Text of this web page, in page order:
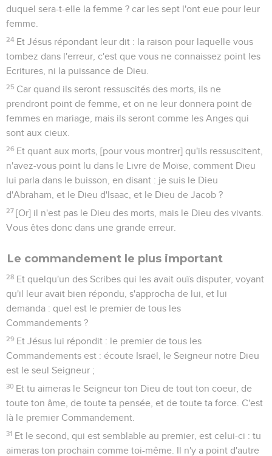
duquel sera-t-elle la femme ? car les sept l'ont eue pour leur
femme.
24 Et Jésus répondant leur dit : la raison pour laquelle vous
tombez dans l'erreur, c'est que vous ne connaissez point les
Ecritures, ni la puissance de Dieu.
25 Car quand ils seront ressuscités des morts, ils ne
prendront point de femme, et on ne leur donnera point de
femmes en mariage, mais ils seront comme les Anges qui
sont aux cieux.
26 Et quant aux morts, [pour vous montrer] qu'ils ressuscitent,
n'avez-vous point lu dans le Livre de Moïse, comment Dieu
lui parla dans le buisson, en disant : je suis le Dieu
d'Abraham, et le Dieu d'Isaac, et le Dieu de Jacob ?
27 [Or] il n'est pas le Dieu des morts, mais le Dieu des vivants.
Vous êtes donc dans une grande erreur.
Le commandement le plus important
28 Et quelqu'un des Scribes qui les avait ouïs disputer, voyant
qu'il leur avait bien répondu, s'approcha de lui, et lui
demanda : quel est le premier de tous les
Commandements ?
29 Et Jésus lui répondit : le premier de tous les
Commandements est : écoute Israël, le Seigneur notre Dieu
est le seul Seigneur ;
30 Et tu aimeras le Seigneur ton Dieu de tout ton coeur, de
toute ton âme, de toute ta pensée, et de toute ta force. C'est
là le premier Commandement.
31 Et le second, qui est semblable au premier, est celui-ci : tu
aimeras ton prochain comme toi-même. Il n'y a point d'autre